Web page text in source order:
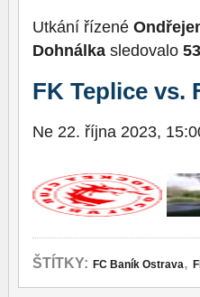
Utkání řízené
Dohnálka sledovalo
FK Teplice vs.
Ne 22. října 2023,
ŠTÍTKY: FC Baník Ostrava,